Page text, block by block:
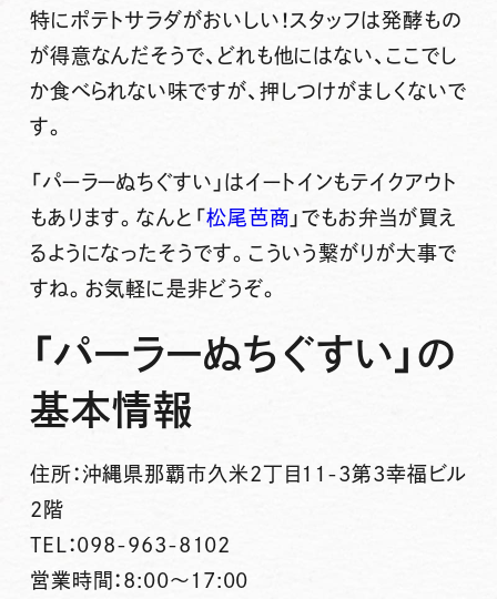
特にポテトサラダがおいしい！スタッフは発酵もの
が得意なんだそうで、どれも他にはない、ここでし
か食べられない味ですが、押しつけがましくないで
す。
「パーラーぬちぐすい」はイートインもテイクアウト
もあります。なんと「松尾芭商 」でもお弁当が買え
るようになったそうです。こういう繋がりが大事で
すね。お気軽に是非どうぞ。
「パーラーぬちぐすい」の
基本情報
住所：沖縄県那覇市久米2丁目11-3第3幸福ビル
2階
TEL：098-963-8102
営業時間：8:00～17:00